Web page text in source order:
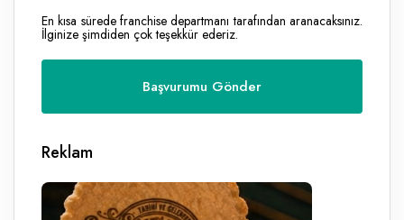
En kısa sürede franchise departmanı tarafından aranacaksınız.
İlginize şimdiden çok teşekkür ederiz.
Reklam